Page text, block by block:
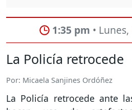
1:35 pm •
La Policía retrocede
Por: Micaela Sanjines Ordóñez
La Policía retrocede ante